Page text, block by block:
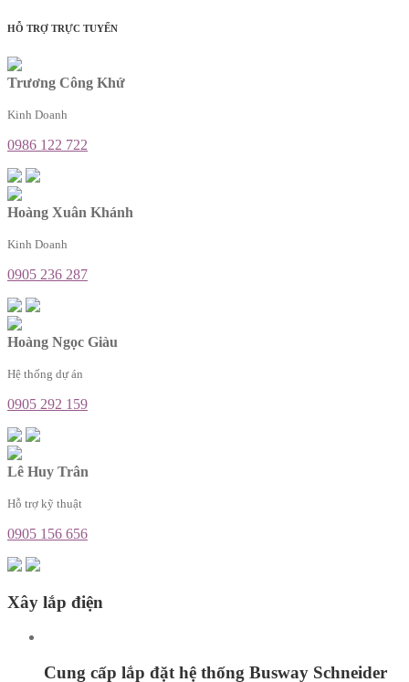
HỖ TRỢ TRỰC TUYẾN
Trương Công Khứ
Kinh Doanh
0986 122 722
Hoàng Xuân Khánh
Kinh Doanh
0905 236 287
Hoàng Ngọc Giàu
Hệ thống dự án
0905 292 159
Lê Huy Trân
Hỗ trợ kỹ thuật
0905 156 656
Xây lắp điện
Cung cấp lắp đặt hệ thống Busway Schneider